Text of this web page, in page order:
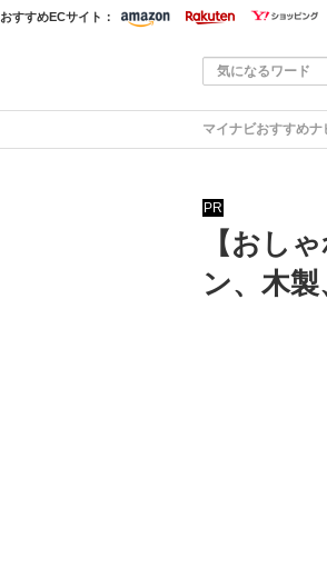
おすすめECサイト：
マイナビおすすめナ
PR
【おし
ン、木